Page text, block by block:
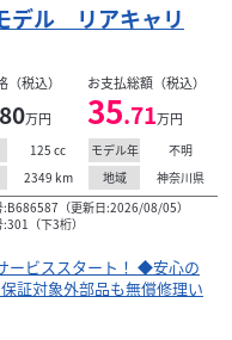
デル リアキャリ
（税込）
万円
お支払総額（税込）
35.71万円
125 cc モデル年
不明
2349 km 地域
神奈川県
:B686587（更新日:2026/08/05）
（下3桁）
ービススタート！ ◆安心の
証対象外部品も無償修理い